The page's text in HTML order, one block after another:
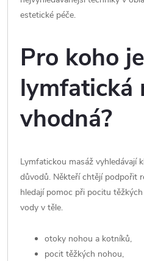
estetické péče.
Pro koho je
lymfatická
vhodná?
Lymfatickou masáž vyhledávají
důvodů. Někteří chtějí podpořit
hledají pomoc při pocitu
vody v těle.
otoky nohou a kotníků,
pocit těžkých nohou,